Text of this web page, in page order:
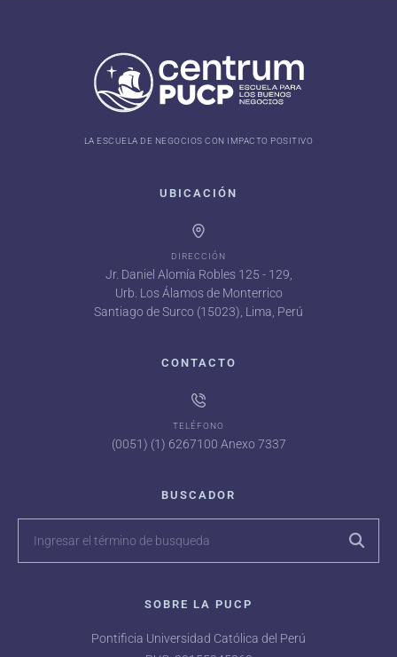
LA ESCUELA DE NEGOCIOS CON IMPACTO POSITIVO
UBICACIÓN
DIRECCIÓN
Jr. Daniel Alomía Robles 125 - 129,
Urb. Los Álamos de Monterrico
Santiago de Surco (15023), Lima, Perú
CONTACTO
TELÉFONO
(0051) (1) 6267100 Anexo 7337
BUSCADOR
SOBRE LA PUCP
Pontificia Universidad Católica del Perú